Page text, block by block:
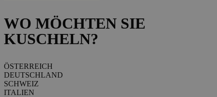
WO MÖCHTEN SIE
KUSCHELN?
ÖSTERREICH
DEUTSCHLAND
SCHWEIZ
ITALIEN